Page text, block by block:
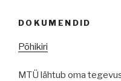
DOKUMENDID
Põhikiri
MTÜ lähtub oma